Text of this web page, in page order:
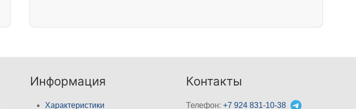
Информация
Характеристики
Контакты
Телефон:+7 924 831-10-38